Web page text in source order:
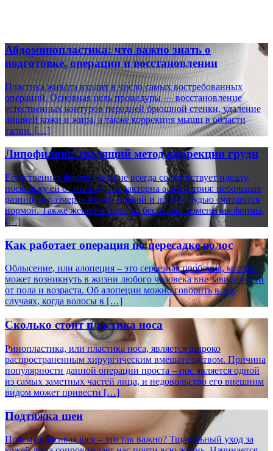
Абдоминопластика: что важно знать о
подготовке, операции и восстановлении
Пластика живота входит в число самых востребованных
операций. Основная цель процедуры — восстановление
естественных контуров передней брюшной стенки, удаление
лишней кожи и жира, а также коррекция мышц в области
талии. […]
Липофилинг: щадящий метод коррекции груди
Естественная форма груди не всегда соответствует идеалу,
поскольку ей от природы характерна асимметрия: небольшая
разница в размерах между правой и левой грудью считаются
нормой. Также женщин нередко беспокоят изменения формы,
[…]
Как работает операция по пересадке волос
Облысение, или алопеция – это серьезная проблема, которая
может возникнуть в жизни любого человека вне зависимости
от пола и возраста. Об алопеции можно говорить в тех
случаях, когда волосы в […]
Сколько стоит пластика носа
Ринопластика, или пластика носа, является широко
распространенным хирургическим вмешательством. Причина
популярности данной операции проста – нос является одной
из самых заметных частей лица, и недовольство его внешним
видом может привести […]
Подтяжка шеи
Почему красивая шея – это так важно? Тщательный уход за